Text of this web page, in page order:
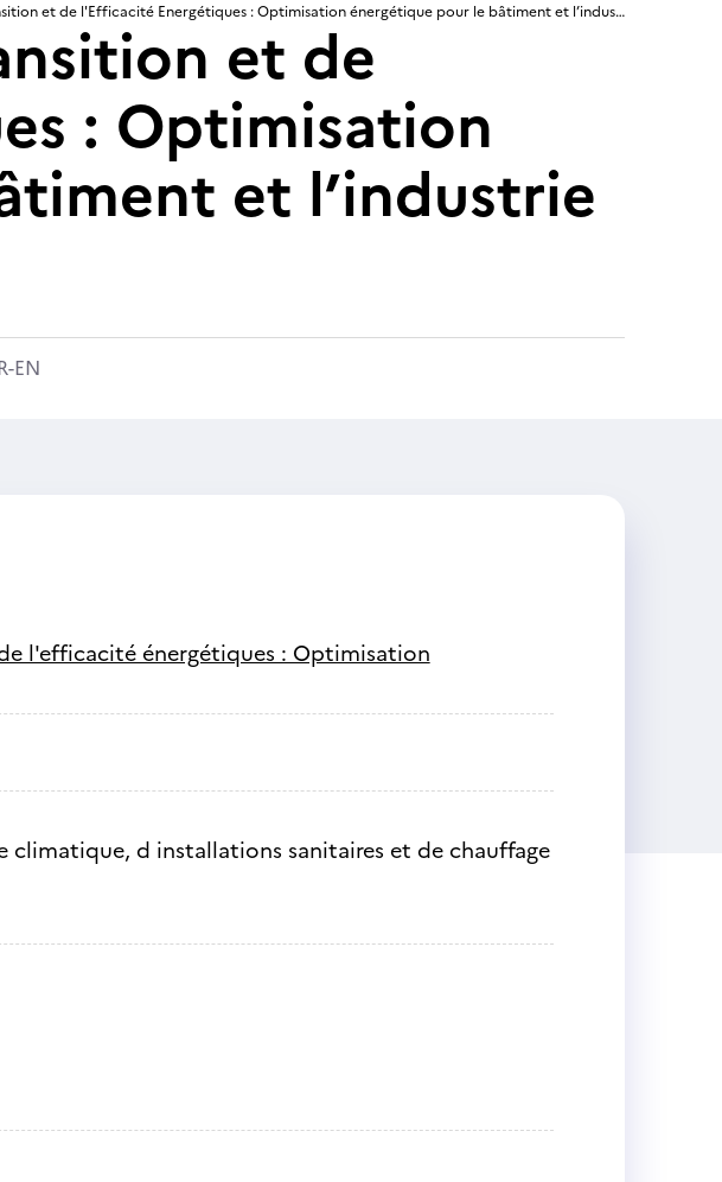
BUT - Métiers de la Transition et de l'Efficacité Energétiques : Optimisation énergétique pour le bâtiment et l’industrie
et de
: Optimisation
et l’industrie
-EN
l'efficacité énergétiques : Optimisation
climatique, d installations sanitaires et de chauffage